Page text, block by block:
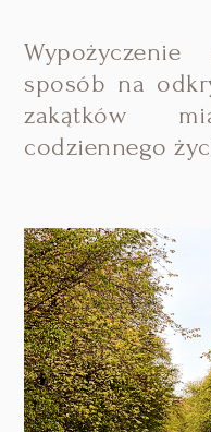
sposób na
zakątków
codziennego